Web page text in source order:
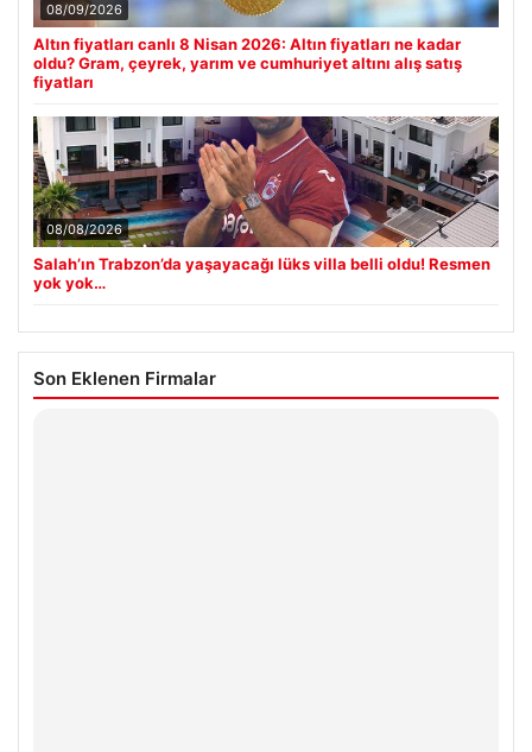
08/09/2026
Altın fiyatları canlı 8 Nisan 2026: Altın fiyatları ne kadar
oldu? Gram, çeyrek, yarım ve cumhuriyet altını alış satış
fiyatları
08/08/2026
Salah’ın Trabzon’da yaşayacağı lüks villa belli oldu! Resmen
yok yok…
Son Eklenen Firmalar